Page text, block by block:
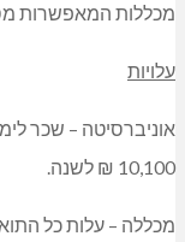
מכללות המאפשרות
עלויות
אוניברסיטה – שכר
10,100 ₪ לשנה.
מכללה – עלות כל